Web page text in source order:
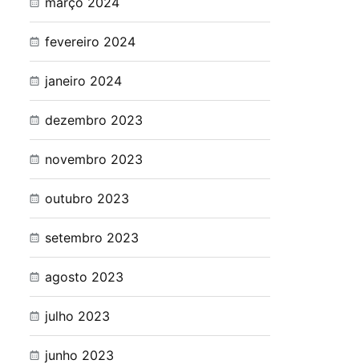
fevereiro 2024
janeiro 2024
dezembro 2023
novembro 2023
outubro 2023
setembro 2023
agosto 2023
julho 2023
junho 2023